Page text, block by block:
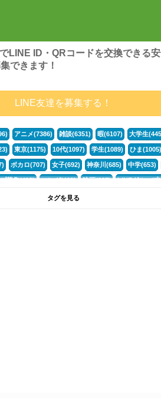
LINE ID・QRコードを交換できる
できます！
LINE友達を募集する！
アニメ(7386) 雑談(6351) 暇(6107) 大学生
東京(1175) 10代(1097) 学生(1089) ひま(1005)
ボカロ(707) 女子(692) 神奈川(685) 中学(653)
募集(412) マンガ(401) 映画(395) LINEグループ
フォートナイト(320)
タグを見る